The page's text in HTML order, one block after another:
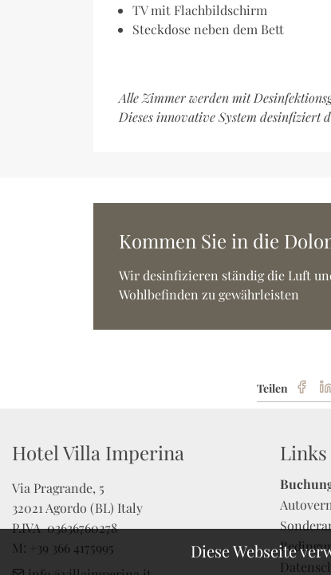
TV mit Flachbildschirm
Steckdose neben dem Bett
Alle Zimmer werden mit
Dieses innovative System desinfiziert
Kommen Sie in die
Wir desinfizieren ständig die Luft
Wohlbefinden zu gewährleisten
Teilen
Hotel Villa Imperina
Via Pragrande, 5
32021 Agordo (BL) Italy
P.IVA  03636760278
M: +39 366 4175995
Links
Diese Webseite